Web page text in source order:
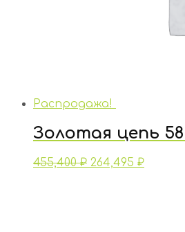
Распродажа!
Золотая цепь
455,400₽ 264,495 ₽